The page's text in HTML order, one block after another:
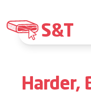
S&T
Harder,